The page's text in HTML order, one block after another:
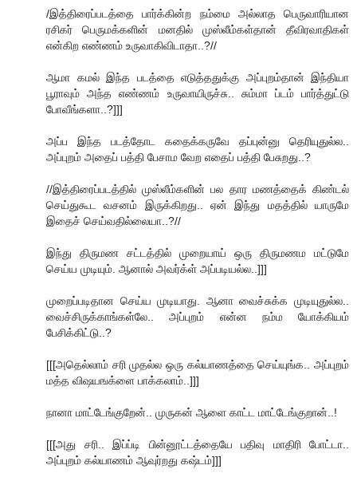
/இத்திரைப்படத்தை பார்க்கின்ற நம்மை அல்லாத பெருவாரியான
ரசிகர் பெருமக்களின் மனதில் முஸ்லீம்கள்தான் தீவிரவாதிகள்
என்கிற எண்ணம் உருவாகிவிடாதா..?//
ஆமா கமல் இந்த படத்தை எடுத்ததுக்கு அப்புறம்தான் இந்தியா
பூராவும் அந்த எண்ணம் உருவாயிருச்சு.. சும்மா ப்டம் பார்த்துட்டு
போவீங்களா..?]]]
அப்ப இந்த படத்தோட கதைக்கருவே தப்புன்னு தெரியுதுல்ல..
அப்புறம் அதைப் பத்தி பேசாம வேற எதைப் பத்தி பேசுறது..?
//இத்திரைப்படத்தில் முஸ்லீம்களின் பல தார மணத்தைக் கிண்டல்
செய்துகூட வசனம் இருக்கிறது.. ஏன் இந்து மதத்தில் யாருமே
இதைச் செய்வதில்லையா..?//
இந்து திருமண சட்டத்தில் முறையாய் ஒரு திருமணம மட்டுமே
செய்ய முடியும். ஆனால் அவர்க்ள் அப்படியல்ல..]]]
முறைப்படிதான செய்ய முடியாது. ஆனா வைச்சுக்க முடியுதுல்ல..
வைச்சிருக்காங்கள்லே.. அப்புறம் என்ன நம்ம யோக்கியம்
பேசிக்கிட்டு..?
[[[அதெல்லாம் சரி முதல்ல ஒரு கல்யாணத்தை செய்யுங்க.. அப்புறம்
மத்த விஷயஙக்ளை பாக்கலாம்..]]]
நானா மாட்டேங்குறேன்.. முருகன் ஆளை காட்ட மாட்டேங்குறான்..!
[[[அது சரி.. இப்ப்டி பின்னூட்டத்தையே பதிவு மாதிரி போட்டா..
அப்புறம் கல்யாணம் ஆவுர்றது கஷ்டம்]]]